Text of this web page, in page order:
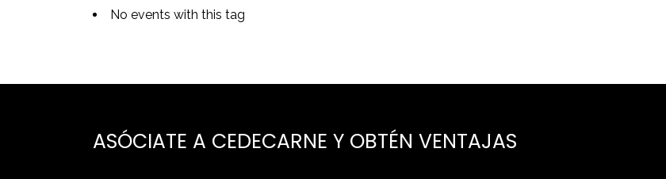
No events with this tag
ASÓCIATE A CEDECARNE Y OBTÉN VENTAJAS